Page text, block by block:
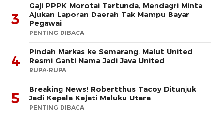
3
Gaji PPPK Morotai Tertunda, Mendagri Minta
Ajukan Laporan Daerah Tak Mampu Bayar
Pegawai
PENTING DIBACA
4
Pindah Markas ke Semarang, Malut United
Resmi Ganti Nama Jadi Java United
RUPA-RUPA
5
Breaking News! Robertthus Tacoy Ditunjuk
Jadi Kepala Kejati Maluku Utara
PENTING DIBACA